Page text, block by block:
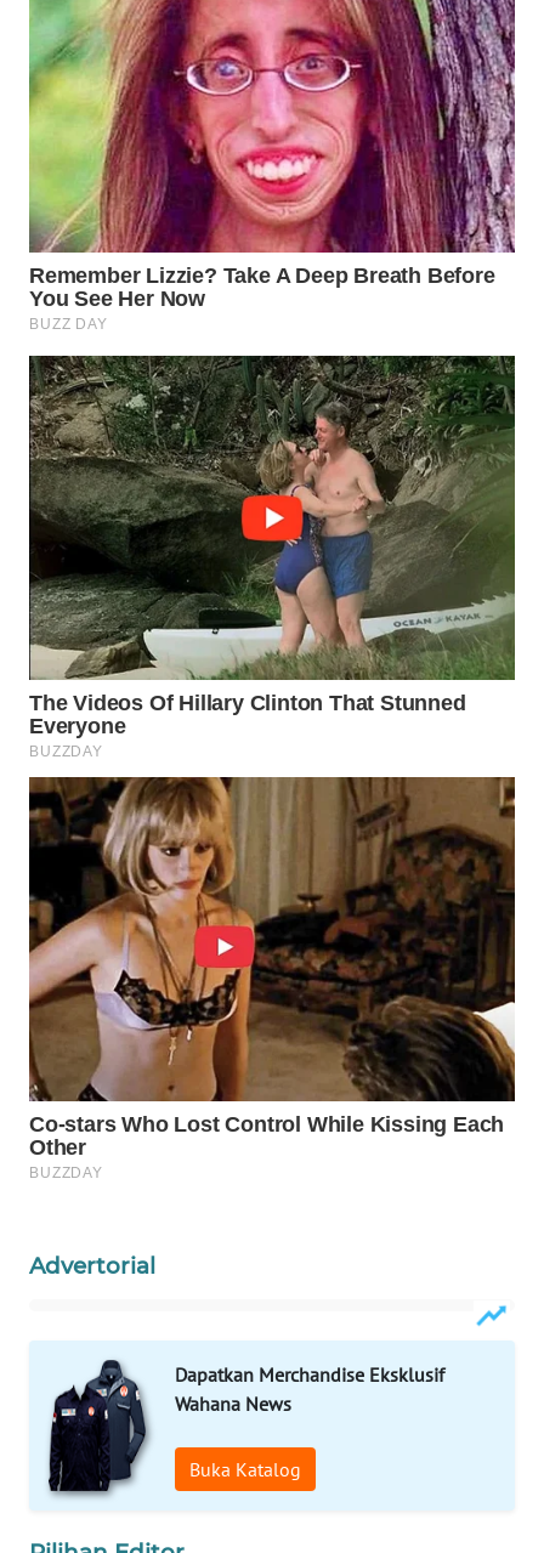
Advertorial
Dapatkan Merchandise Eksklusif
Wahana News
Buka Katalog
WAHANA
TRAVEL
WAHANA
TV
WAHANANEWS
ID
CO ID
WAHANANEWS
NET
WAHANA
SPORT
WAHANA
UMKM
WAHANA
SELEB
WAHANA
PERSONA
WAHANA
OTOMOTIF
WAHANA
HEALTH
WAHANA
DESA
WISATA
LAPAK
Wahana
KONSUMEN
LISTRIK
MASYARAKAT
KELISTRIKAN